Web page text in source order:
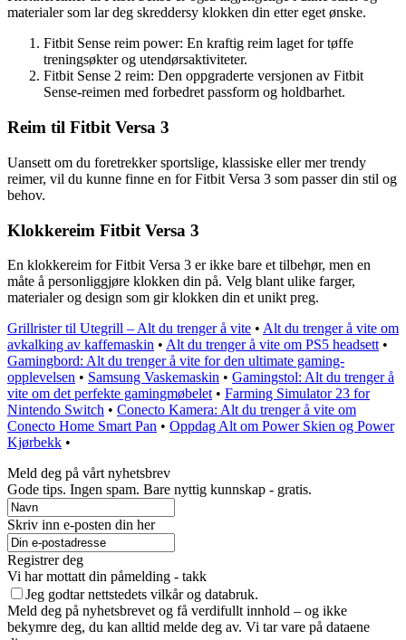
materialer som lar deg skreddersy klokken din etter eget ønske.
Fitbit Sense reim power: En kraftig reim laget for tøffe
treningsøkter og utendørsaktiviteter.
Fitbit Sense 2 reim: Den oppgraderte versjonen av Fitbit
Sense-reimen med forbedret passform og holdbarhet.
Reim til Fitbit Versa 3
Uansett om du foretrekker sportslige, klassiske eller mer trendy
reimer, vil du kunne finne en for Fitbit Versa 3 som passer din stil og
behov.
Klokkereim Fitbit Versa 3
En klokkereim for Fitbit Versa 3 er ikke bare et tilbehør, men en
måte å personliggjøre klokken din på. Velg blant ulike farger,
materialer og design som gir klokken din et unikt preg.
Grillrister til Utegrill – Alt du trenger å vite • Alt du trenger å vite om
avkalking av kaffemaskin • Alt du trenger å vite om PS5 headsett •
Gamingbord: Alt du trenger å vite for den ultimate gaming-
opplevelsen • Samsung Vaskemaskin • Gamingstol: Alt du trenger å
vite om det perfekte gamingmøbelet • Farming Simulator 23 for
Nintendo Switch • Conecto Kamera: Alt du trenger å vite om
Conecto Home Smart Pan • Oppdag Alt om Power Skien og Power
Kjørbekk •
Meld deg på vårt nyhetsbrev
Gode ​​tips. Ingen spam. Bare nyttig kunnskap - gratis.
Skriv inn e-posten din her
Registrer deg
Vi har mottatt din påmelding - takk
Jeg godtar nettstedets vilkår og databruk.
Meld deg på nyhetsbrevet og få verdifullt innhold – og ikke
bekymre deg, du kan alltid melde deg av. Vi tar vare på dataene